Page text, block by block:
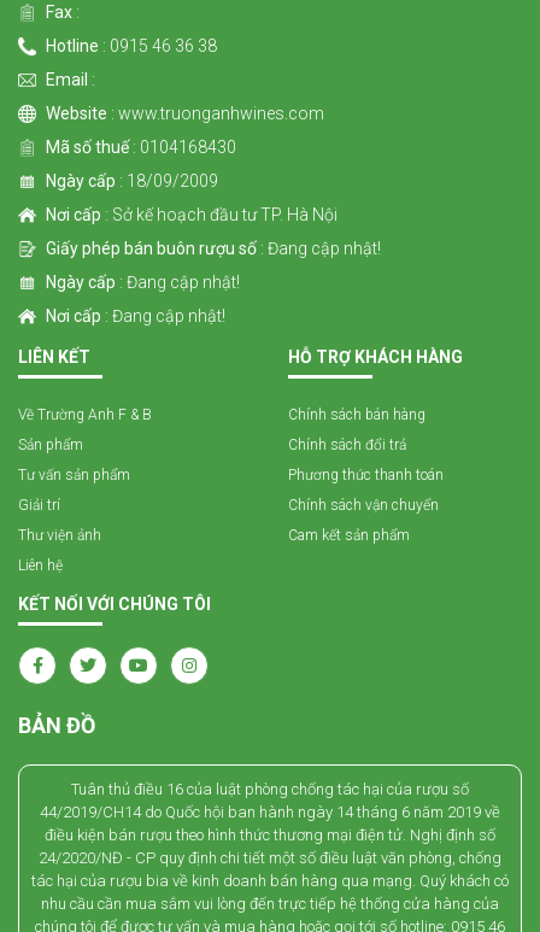
Fax :
Hotline : 0915 46 36 38
Email :
Website : www.truonganhwines.com
Mã số thuế : 0104168430
Ngày cấp : 18/09/2009
Nơi cấp : Sở kế hoạch đầu tư TP. Hà Nội
Giấy phép bán buôn rượu số : Đang cập nhật!
Ngày cấp : Đang cập nhật!
Nơi cấp : Đang cập nhật!
LIÊN KẾT
Về Trường Anh F & B
Sản phẩm
Tư vấn sản phẩm
Giải trí
Thư viện ảnh
Liên hệ
HỖ TRỢ KHÁCH HÀNG
Chính sách bán hàng
Chính sách đổi trả
Phương thức thanh toán
Chính sách vận chuyển
Cam kết sản phẩm
KẾT NỐI VỚI CHÚNG TÔI
BẢN ĐỒ
Tuân thủ điều 16 của luật phòng chống tác hại của rượu số
44/2019/CH14 do Quốc hội ban hành ngày 14 tháng 6 năm 2019 về
điều kiện bán rượu theo hình thức thương mại điện tử. Nghị định số
24/2020/NĐ - CP quy định chi tiết một số điều luật văn phòng, chống
tác hại của rượu bia về kinh doanh bán hàng qua mạng. Quý khách có
nhu cầu cần mua sắm vui lòng đến trực tiếp hệ thống cửa hàng của
chúng tôi để được tư vấn và mua hàng hoặc gọi tới số hotline: 0915 46